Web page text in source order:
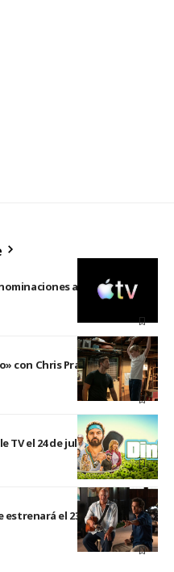
a los premios
con Chris Pratt
TV el 24 de julio
estrenará el 23 de